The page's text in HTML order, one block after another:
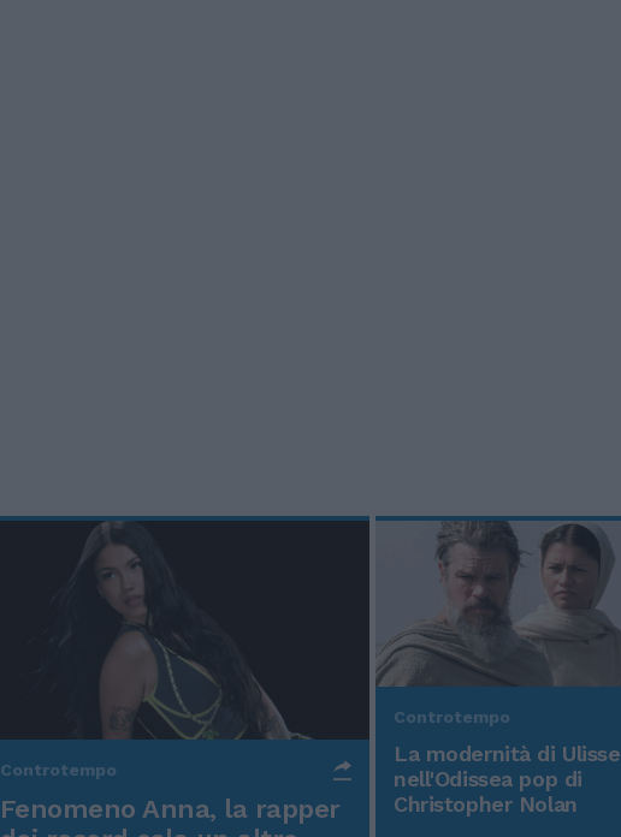
Controtempo
Fenomeno Anna, la rapper
Controtempo
La modernità di Ulisse
nell'Odissea pop di
Christopher Nolan